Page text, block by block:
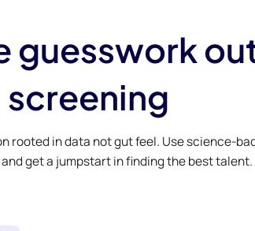
guesswork
screening
rooted in data not gut feel. Use science-
get a jumpstart in finding the best talent.